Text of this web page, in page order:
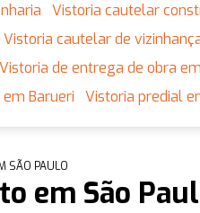
Vistoria cautelar
Vistoria cautelar de
Vistoria de entrega de obra
em Barueri Vistoria predial
SÃO PAULO
em São